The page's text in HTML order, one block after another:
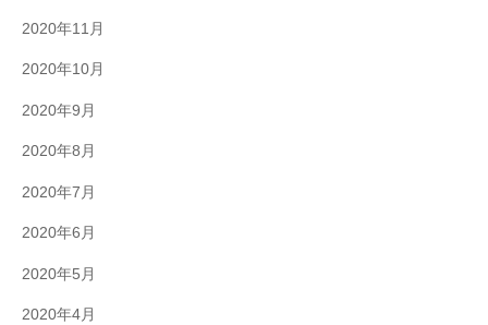
2020年11月
2020年10月
2020年9月
2020年8月
2020年7月
2020年6月
2020年5月
2020年4月